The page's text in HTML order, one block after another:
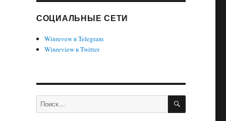
СОЦИАЛЬНЫЕ СЕТИ
Winrevew в Telegram
Winreview в Twitter
Искать: ПОИСК